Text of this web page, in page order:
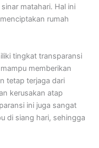
matahari. Hal ini
rumah
tingkat transparansi
memberikan
tetap terjaga dari
kerusakan atap
ini juga sangat
di siang hari, sehingga